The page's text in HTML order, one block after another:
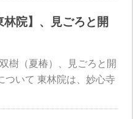
院】、見ごろと開
樹（夏椿）、見ごろと開
ついて 東林院は、妙心寺